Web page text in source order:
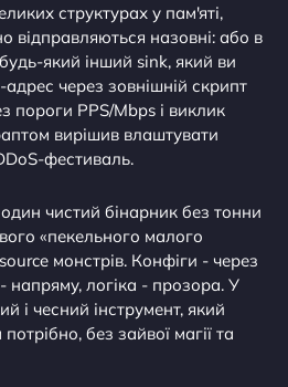
структурах у пам'яті,
відправляються назовні: або в
який інший sink, який ви
через зовнішній скрипт
пороги PPS/Mbps і виклик
вирішив влаштувати
фестиваль.
чистий бінарник без тонни
«пекельного малого
монстрів. Конфіги - через
напряму, логіка - прозора. У
і чесний інструмент, який
без зайвої магії та